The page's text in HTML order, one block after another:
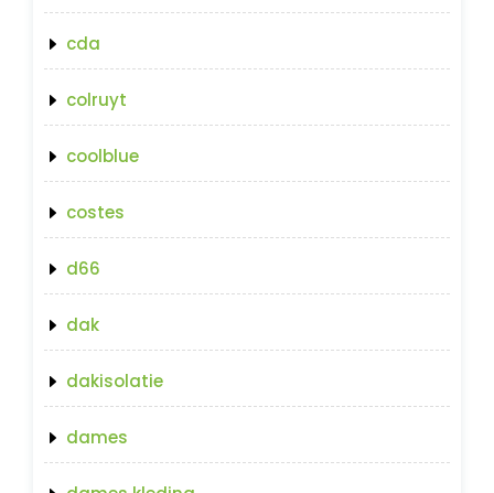
cda
colruyt
coolblue
costes
d66
dak
dakisolatie
dames